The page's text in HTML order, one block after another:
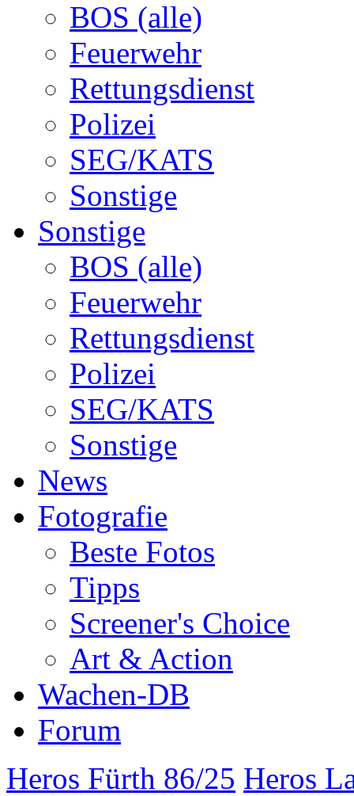
BOS (alle)
Feuerwehr
Rettungsdienst
Polizei
SEG/KATS
Sonstige
Sonstige
BOS (alle)
Feuerwehr
Rettungsdienst
Polizei
SEG/KATS
Sonstige
News
Fotografie
Beste Fotos
Tipps
Screener's Choice
Art & Action
Wachen-DB
Forum
Heros Fürth 86/25 Heros